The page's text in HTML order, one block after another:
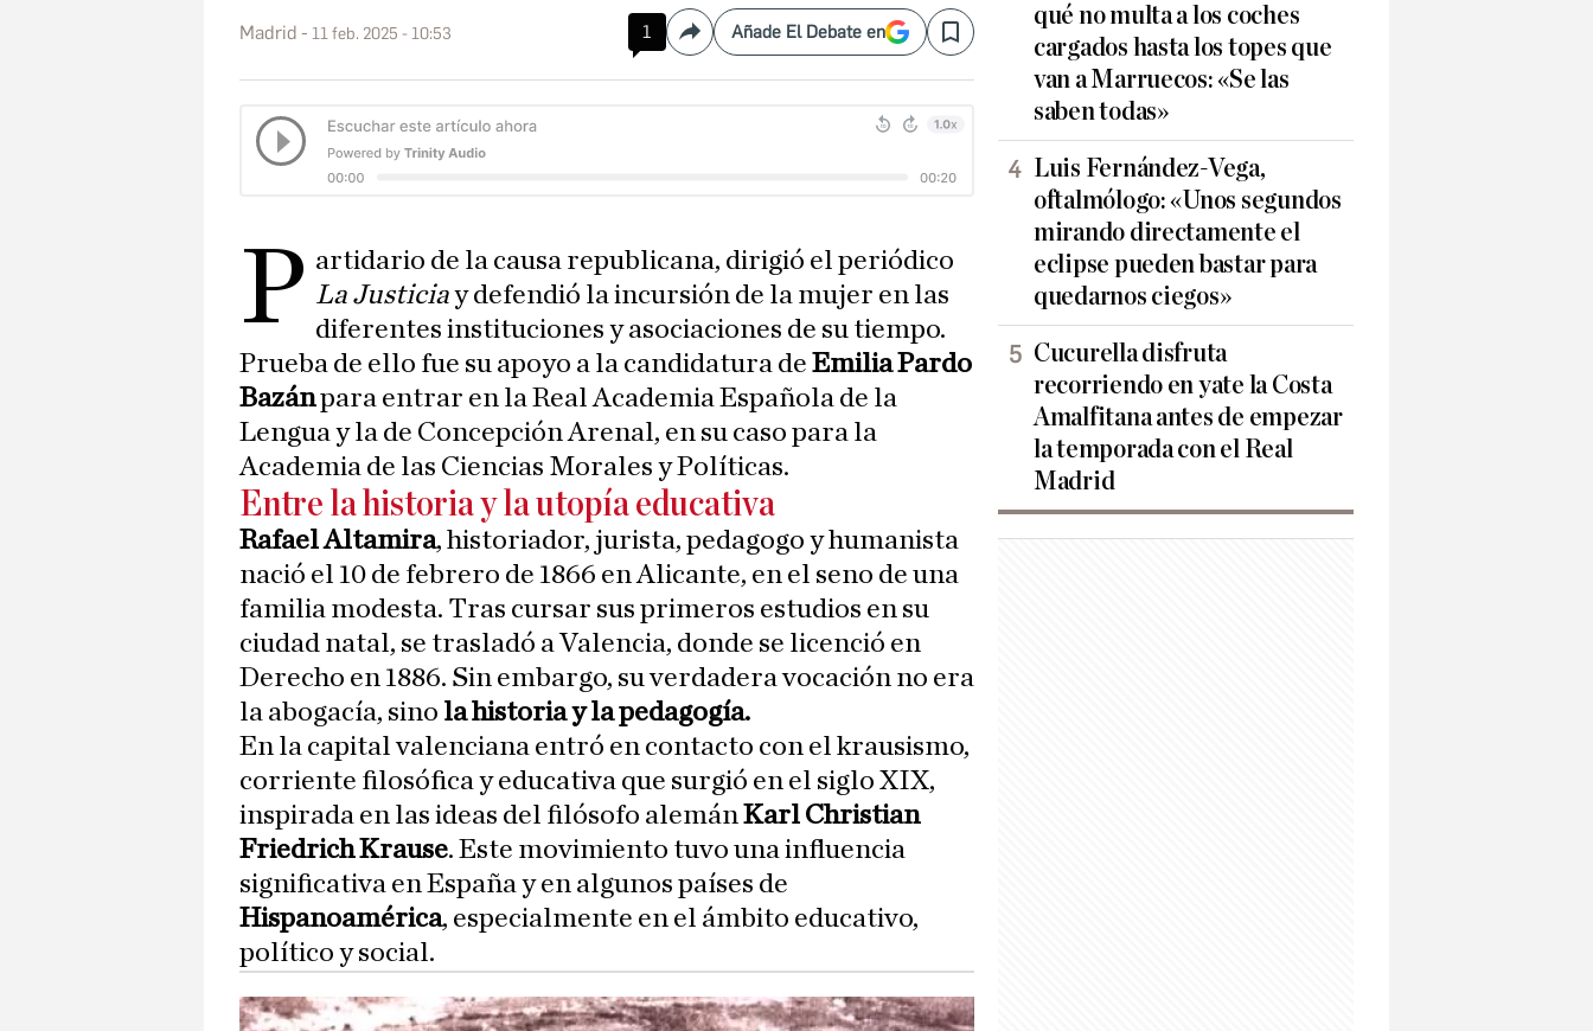
Madrid 11 feb. 2025 - 10:53 1 CompartirAñade El Debate en Save
P artidario de la causa republicana, dirigió el periódico
La Justiciay defendió la incursión de la mujer en las
diferentes instituciones y asociaciones de su tiempo.
Prueba de ello fue su apoyo a la candidatura de Emilia Pardo
Bazánpara entrar en la Real Academia Española de la
Lengua y la de Concepción Arenal, en su caso para la
Academia de las Ciencias Morales y Políticas.
Entre la historia y la utopía educativa
Rafael Altamira, historiador, jurista, pedagogo y humanista
nació el 10 de febrero de 1866 en Alicante, en el seno de una
familia modesta. Tras cursar sus primeros estudios en su
ciudad natal, se trasladó a Valencia, donde se licenció en
Derecho en 1886. Sin embargo, su verdadera vocación no era
la abogacía, sino la historia y la pedagogía.
En la capital valenciana entró en contacto con el krausismo,
corriente filosófica y educativa que surgió en el siglo XIX,
inspirada en las ideas del filósofo alemánKarl Christian
Friedrich Krause. Este movimiento tuvo una influencia
significativa en España y en algunos países de
Hispanoamérica, especialmente en el ámbito educativo,
político y social.
qué no multa a los coches
cargados hasta los topes que
van a Marruecos: «Se las
saben todas»
Luis Fernández-Vega,
oftalmólogo: «Unos segundos
mirando directamente el
eclipse pueden bastar para
quedarnos ciegos»
Cucurella disfruta
recorriendo en yate la Costa
Amalfitana antes de empezar
la temporada con el Real
Madrid